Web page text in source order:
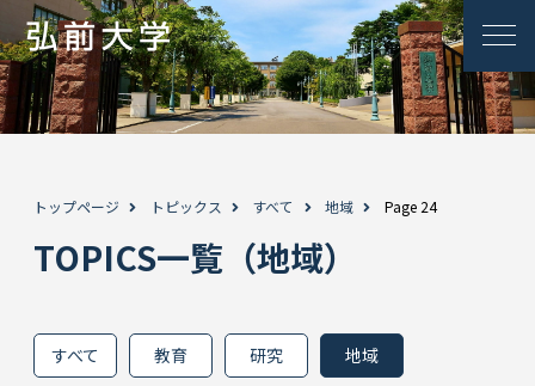
トップページ トピックス すべて 地域 Page 24
TOPICS一覧（地域）
すべて 教育 研究 地域